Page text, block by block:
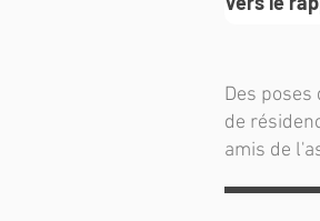
Des
de
amis de